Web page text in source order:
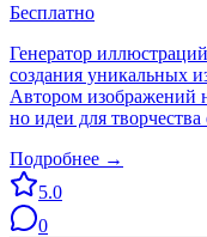
Бесплатно
Генератор
создания уникальных
Автором изображений
но идеи для творчества
Подробнее →
5.0
0